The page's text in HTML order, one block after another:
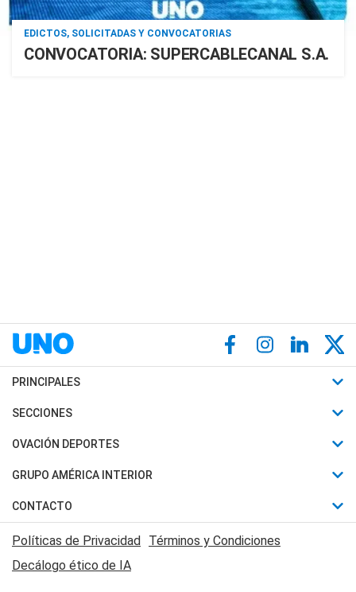
EDICTOS, SOLICITADAS Y CONVOCATORIAS
CONVOCATORIA: SUPERCABLECANAL S.A.
PRINCIPALES
Últimas Noticias
Política
Judiciales
Economia
SECCIONES
Horóscopo
Motores
Trucos caseros
Series y Películas
Edictos y Solicitadas
OVACIÓN DEPORTES
Fútbol
Mundial
Automovilismo
Rugby
GRUPO AMÉRICA INTERIOR
Canal 7 en Vivo
CONTACTO
Acerca de Nosotros
Contactanos
Políticas de Privacidad Términos y Condiciones
Decálogo ético de IA